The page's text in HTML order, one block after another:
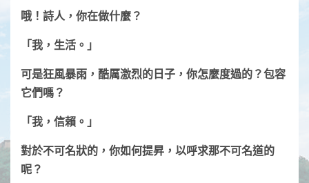
哦！詩人，你在做什麼？
「我，生活。」
可是狂風暴雨，酷厲激烈的日子，你怎麼度過的？包容
它們嗎？
「我，信賴。」
對於不可名狀的，你如何提昇，以呼求那不可名道的
呢？